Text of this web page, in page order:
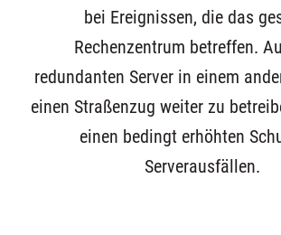
bei Ereignissen, die das
Rechenzentrum betreffen.
redundanten Server in einem
einen Straßenzug weiter zu
einen bedingt erhöhten
Serverausfällen.